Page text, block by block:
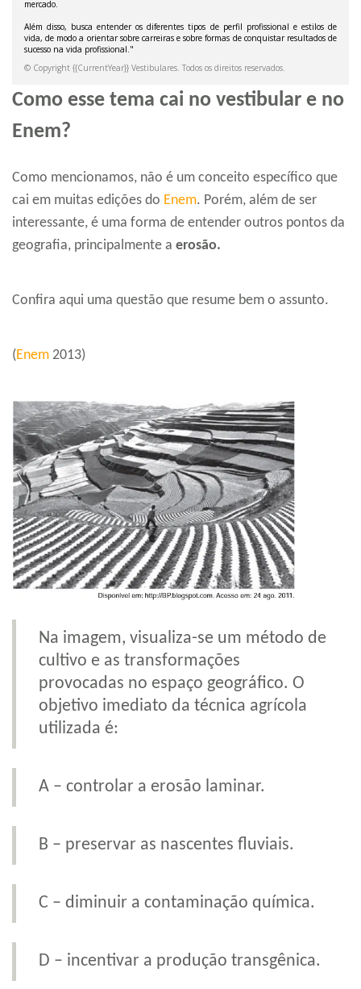
Como esse tema cai no vestibular e no
Enem?
Como mencionamos, não é um conceito específico que
cai em muitas edições do Enem. Porém, além de ser
interessante, é uma forma de entender outros pontos da
geografia, principalmente a erosão.
Confira aqui uma questão que resume bem o assunto.
(Enem 2013)
Na imagem, visualiza-se um método de
cultivo e as transformações
provocadas no espaço geográfico. O
objetivo imediato da técnica agrícola
utilizada é:
A – controlar a erosão laminar.
B – preservar as nascentes fluviais.
C – diminuir a contaminação química.
D – incentivar a produção transgênica.